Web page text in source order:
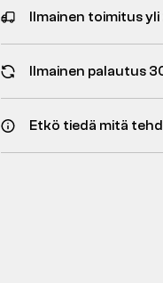
Ilmainen toimitus
Ilmainen palautus
Etkö tiedä mitä